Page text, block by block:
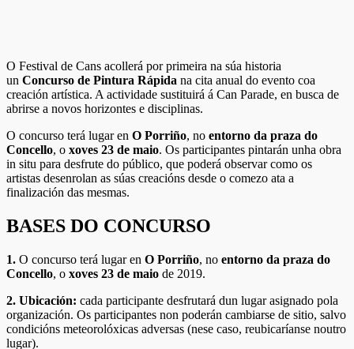
O Festival de Cans acollerá por primeira na súa historia
un Concurso de Pintura Rápida na cita anual do evento coa
creación artística. A actividade sustituirá á Can Parade, en busca de
abrirse a novos horizontes e disciplinas.
O concurso terá lugar en O Porriño, no entorno da praza do
Concello, o xoves 23 de maio. Os participantes pintarán unha obra
in situ para desfrute do público, que poderá observar como os
artistas desenrolan as súas creacións desde o comezo ata a
finalización das mesmas.
BASES DO CONCURSO
1. O concurso terá lugar en O Porriño, no entorno da praza do
Concello, o xoves 23 de maio de 2019.
2. Ubicación: cada participante desfrutará dun lugar asignado pola
organización. Os participantes non poderán cambiarse de sitio, salvo
condicións meteorolóxicas adversas (nese caso, reubicaríanse noutro
lugar).